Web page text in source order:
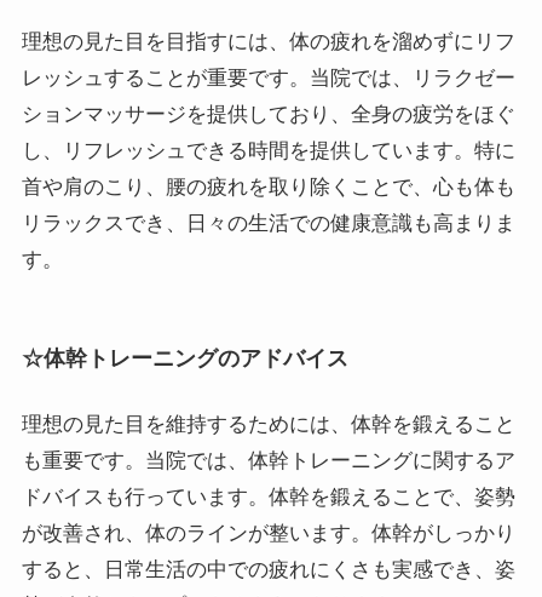
理想の見た目を目指すには、体の疲れを溜めずにリフ
レッシュすることが重要です。当院では、リラクゼー
ションマッサージを提供しており、全身の疲労をほぐ
し、リフレッシュできる時間を提供しています。特に
首や肩のこり、腰の疲れを取り除くことで、心も体も
リラックスでき、日々の生活での健康意識も高まりま
す。
☆体幹トレーニングのアドバイス
理想の見た目を維持するためには、体幹を鍛えること
も重要です。当院では、体幹トレーニングに関するア
ドバイスも行っています。体幹を鍛えることで、姿勢
が改善され、体のラインが整います。体幹がしっかり
すると、日常生活の中での疲れにくさも実感でき、姿